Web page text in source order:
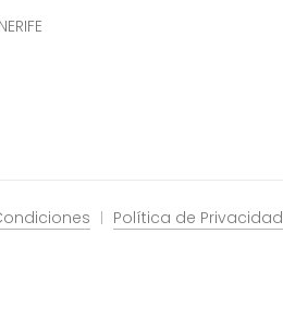
Política de Privacidad